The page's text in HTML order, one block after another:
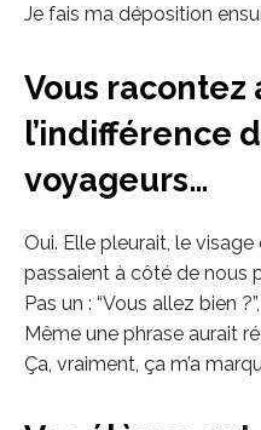
Je fais ma déposition
Vous racontez
l’indifférence
voyageurs…
Oui. Elle pleurait, le
passaient à côté de nous
Pas un : “Vous allez bien
Même une phrase aurait
Ça, vraiment, ça m’a